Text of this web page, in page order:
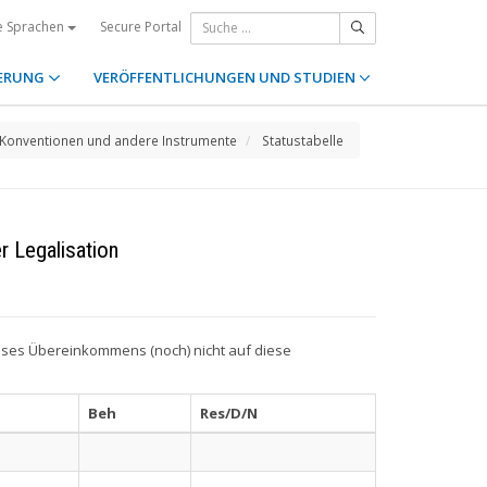
Sprachen Secure Portal
VERÖFFENTLICHUNGEN UND STUDIEN
Konventionen und andere Instrumente Statustabelle
Legalisation
Übereinkommens (noch) nicht auf diese
Beh Res/D/N